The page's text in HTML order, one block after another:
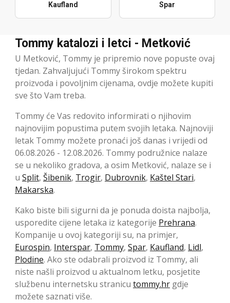
Kaufland Spar
Tommy katalozi i letci - Metković
U Metković, Tommy je pripremio nove popuste ovaj
tjedan. Zahvaljujući Tommy širokom spektru
proizvoda i povoljnim cijenama, ovdje možete kupiti
sve što Vam treba.
Tommy će Vas redovito informirati o njihovim
najnovijim popustima putem svojih letaka. Najnoviji
letak Tommy možete pronaći još danas i vrijedi od
06.08.2026 - 12.08.2026. Tommy podružnice nalaze
se u nekoliko gradova, a osim Metković, nalaze se i
u Split, Šibenik, Trogir, Dubrovnik, Kaštel Stari,
Makarska.
Kako biste bili sigurni da je ponuda doista najbolja,
usporedite cijene letaka iz kategorije Prehrana.
Kompanije u ovoj kategoriji su, na primjer,
Eurospin, Interspar, Tommy, Spar, Kaufland, Lidl,
Plodine. Ako ste odabrali proizvod iz Tommy, ali
niste našli proizvod u aktualnom letku, posjetite
službenu internetsku stranicu tommy.hr gdje
možete saznati više.